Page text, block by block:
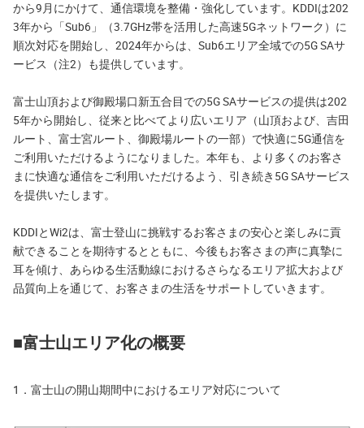
から9月にかけて、通信環境を整備・強化しています。KDDIは202
3年から「Sub6」（3.7GHz帯を活用した高速5Gネットワーク）に
順次対応を開始し、2024年からは、Sub6エリア全域での5G SAサ
ービス（注2）も提供しています。
富士山頂および御殿場口新五合目での5G SAサービスの提供は202
5年から開始し、従来と比べてより広いエリア（山頂および、吉田
ルート、富士宮ルート、御殿場ルートの一部）で快適に5G通信を
ご利用いただけるようになりました。本年も、より多くのお客さ
まに快適な通信をご利用いただけるよう、引き続き5G SAサービス
を提供いたします。
KDDIとWi2は、富士登山に挑戦するお客さまの安心と楽しみに貢
献できることを期待するとともに、今後もお客さまの声に真摯に
耳を傾け、あらゆる生活動線におけるさらなるエリア拡大および
品質向上を通じて、お客さまの生活をサポートしていきます。
■富士山エリア化の概要
1．富士山の開山期間中におけるエリア対応について